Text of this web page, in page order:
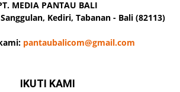
MEDIA PANTAU BALI
Kediri, Tabanan - Bali (82113)
pantaubalicom@gmail.com
IKUTI KAMI